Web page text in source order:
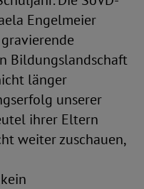
Engelmeier
Bildungslandschaft
länger
unserer
ihrer Eltern
weiter zuschauen,